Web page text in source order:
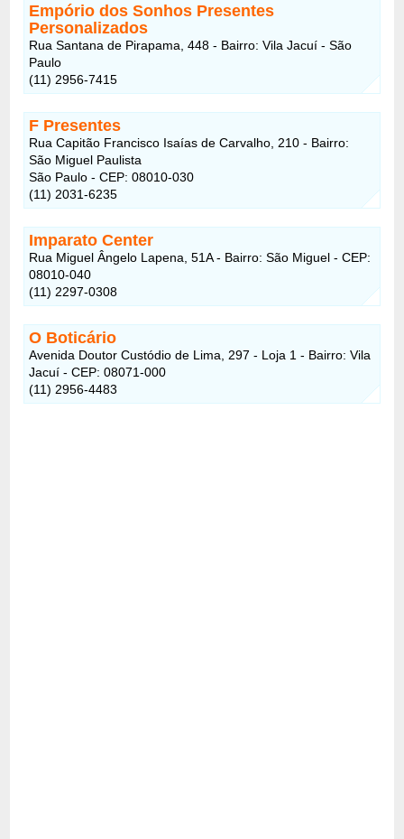
Empório dos Sonhos Presentes
Personalizados
Rua Santana de Pirapama, 448 - Bairro: Vila Jacuí - São
Paulo
(11) 2956-7415
F Presentes
Rua Capitão Francisco Isaías de Carvalho, 210 - Bairro:
São Miguel Paulista
São Paulo - CEP: 08010-030
(11) 2031-6235
Imparato Center
Rua Miguel Ângelo Lapena, 51A - Bairro: São Miguel - CEP:
08010-040
(11) 2297-0308
O Boticário
Avenida Doutor Custódio de Lima, 297 - Loja 1 - Bairro: Vila
Jacuí - CEP: 08071-000
(11) 2956-4483